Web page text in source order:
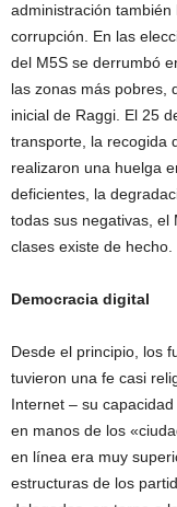
administración
corrupción. En las
del M5S se derrumbó
las zonas más pobres,
inicial de Raggi. El 25
transporte, la recogida
realizaron una huelga
deficientes, la
todas sus negativas, el
clases existe de hecho.
Democracia digital
Desde el principio, los
tuvieron una fe casi
Internet – su
en manos de los
en línea era muy
estructuras de los